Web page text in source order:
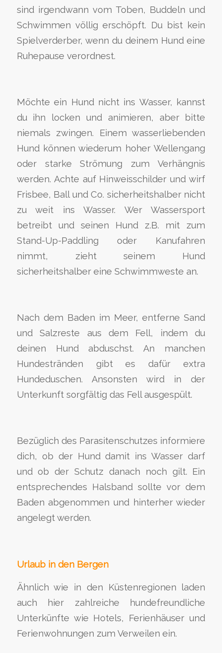
sind irgendwann vom Toben, Buddeln und
Schwimmen völlig erschöpft. Du bist kein
Spielverderber, wenn du deinem Hund eine
Ruhepause verordnest.
Möchte ein Hund nicht ins Wasser, kannst
du ihn locken und animieren, aber bitte
niemals zwingen. Einem wasserliebenden
Hund können wiederum hoher Wellengang
oder starke Strömung zum Verhängnis
werden. Achte auf Hinweisschilder und wirf
Frisbee, Ball und Co. sicherheitshalber nicht
zu weit ins Wasser. Wer Wassersport
betreibt und seinen Hund z.B. mit zum
Stand-Up-Paddling oder Kanufahren
nimmt, zieht seinem Hund
sicherheitshalber eine Schwimmweste an.
Nach dem Baden im Meer, entferne Sand
und Salzreste aus dem Fell, indem du
deinen Hund abduschst. An manchen
Hundestränden gibt es dafür extra
Hundeduschen. Ansonsten wird in der
Unterkunft sorgfältig das Fell ausgespült.
Bezüglich des Parasitenschutzes informiere
dich, ob der Hund damit ins Wasser darf
und ob der Schutz danach noch gilt. Ein
entsprechendes Halsband sollte vor dem
Baden abgenommen und hinterher wieder
angelegt werden.
Urlaub in den Bergen
Ähnlich wie in den Küstenregionen laden
auch hier zahlreiche hundefreundliche
Unterkünfte wie Hotels, Ferienhäuser und
Ferienwohnungen zum Verweilen ein.